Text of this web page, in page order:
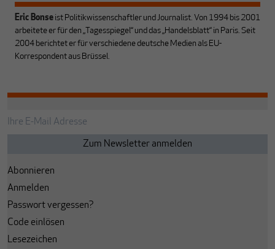
Eric Bonse ist Politikwissenschaftler und Journalist. Von 1994 bis 2001
arbeitete er für den „Tagesspiegel“ und das „Handelsblatt“ in Paris. Seit
2004 berichtet er für verschiedene deutsche Medien als EU-
Korrespondent aus Brüssel.
Abonnieren
Anmelden
Passwort vergessen?
Code einlösen
Lesezeichen